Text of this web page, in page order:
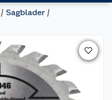
Sagblader